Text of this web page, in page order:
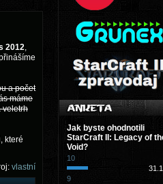
2012,
a počet
máme
veletrh
které
vlastní
Jak byste ohodnotili
StarCraft II: Legacy of
Void?
10
9